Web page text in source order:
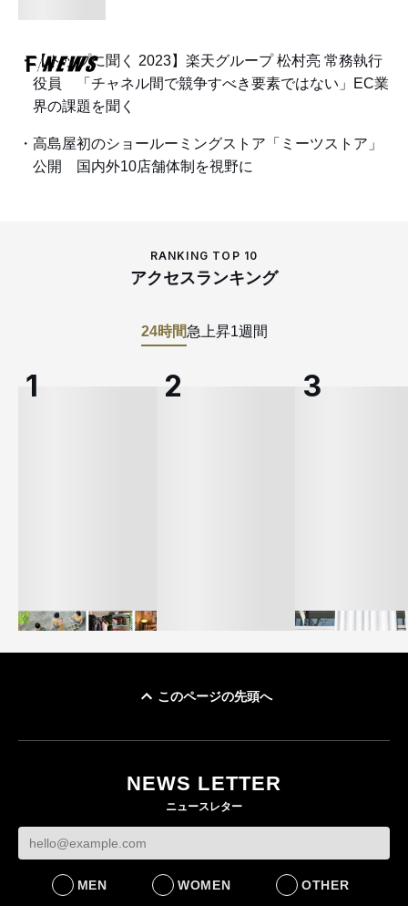
【トップに聞く 2023】楽天グループ 松村亮 常務執行
役員 「チャネル間で競争すべき要素ではない」EC業
界の課題を聞く
高島屋初のショールーミングストア「ミーツストア」
公開 国内外10店舗体制を視野に
RANKING TOP 10
アクセスランキング
24時間急上昇1週間
社長 「のんびりした
ら先はない」“前進”す
るための企業戦略
BUSINESS
このページの先頭へ
NEWS LETTER
ニュースレター
MEN WOMEN OTHER